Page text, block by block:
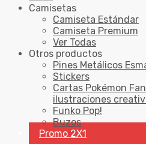
Camisetas
Camiseta Estándar
Camiseta Premium
Ver Todas
Otros productos
Pines Metálicos
Stickers
Cartas Pokémon
ilustraciones
Funko Pop!
Buzos
Promo 2X1